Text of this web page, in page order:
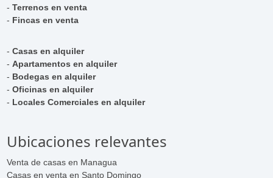
-Terrenos en venta
- Fincas en venta
-Casas en alquiler
-Apartamentos en alquiler
- Bodegas en alquiler
-Oficinas en alquiler
- Locales Comerciales en alquiler
Ubicaciones relevantes
Venta de casas en Managua
Casas en venta en Santo Domingo